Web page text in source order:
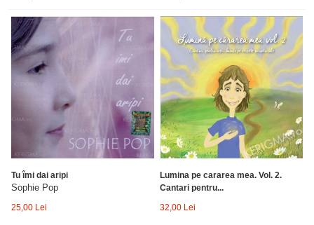
Tu îmi dai aripi
Sophie Pop
25,00 Lei
Lumina pe cararea mea. Vol. 2.
Cantari pentru...
32,00 Lei